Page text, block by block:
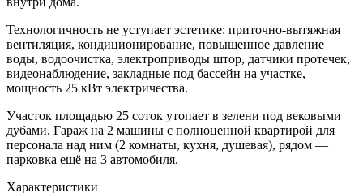
Технологичность не уступает эстетике: приточно-вытяжная
вентиляция, кондиционирование, повышенное давление
воды, водоочистка, электроприводы штор, датчики протечек,
видеонаблюдение, закладные под бассейн на участке,
мощность 25 кВт электричества.
Участок площадью 25 соток утопает в зелени под вековыми
дубами. Гараж на 2 машины с полноценной квартирой для
персонала над ним (2 комнаты, кухня, душевая), рядом —
парковка ещё на 3 автомобиля.
Характеристики